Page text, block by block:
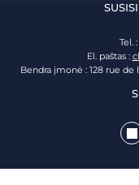
Tel.
El. paštas :
Bendra įmonė : 128 rue